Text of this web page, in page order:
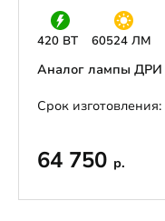
420 ВТ 60524 ЛМ
Аналог лампы ДРИ
Срок изготовления:
64 750 р.